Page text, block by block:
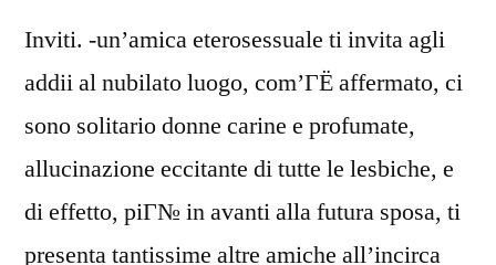
Inviti. -un’amica eterosessuale ti invita agli
addii al nubilato luogo, com’ГЁ affermato, ci
sono solitario donne carine e profumate,
allucinazione eccitante di tutte le lesbiche, e
di effetto, piГ№ in avanti alla futura sposa, ti
presenta tantissime altre amiche all’incirca